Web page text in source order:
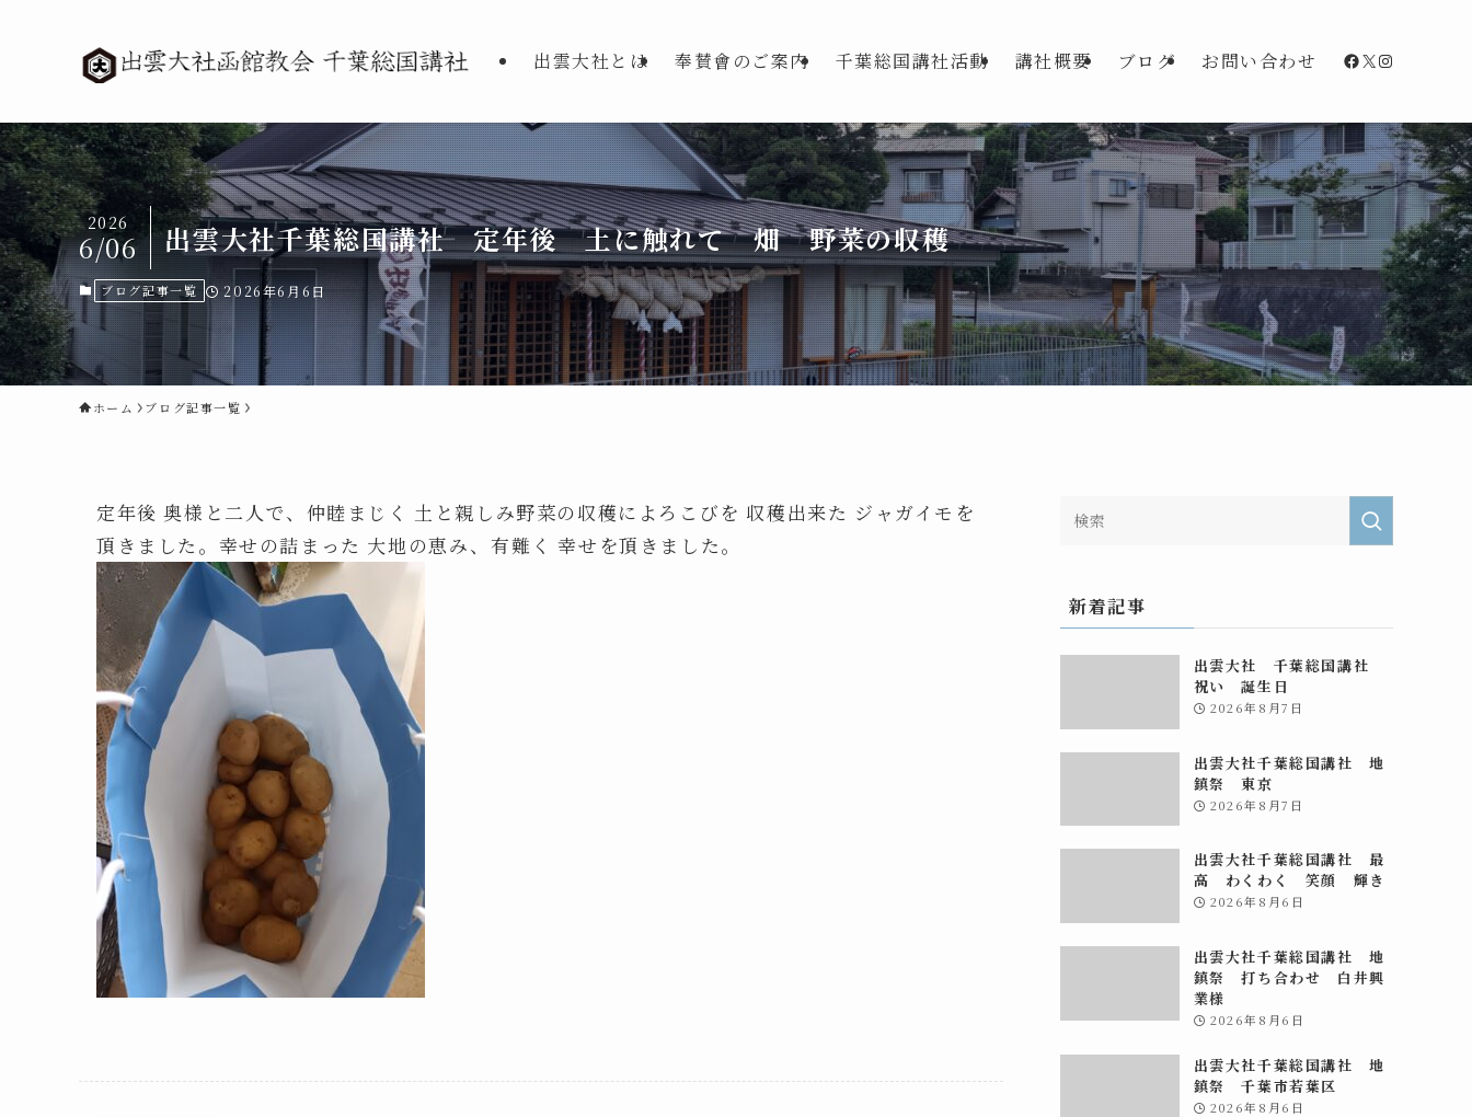
出雲大社とは 奉賛會のご案内 千葉総国講社活動 講社概要 ブログ お問い合わせ Facebook
X
出雲大社千葉総国講社 定年後 土に触れて 畑 野菜の収穫
2026
6/06
ブログ記事一覧 2026年6月6日
ホーム ブログ記事一覧
定年後 奥様と二人で、仲睦まじく 土と親しみ野菜の収穫によろこびを 収穫出来た ジャガイモを
頂きました。幸せの詰まった 大地の恵み、有難く 幸せを頂きました。
新着記事
出雲大社 千葉総国講社
祝い 誕生日
2026年8月7日
出雲大社千葉総国講社 地
鎮祭 東京
2026年8月7日
出雲大社千葉総国講社 最
高 わくわく 笑顔 輝き
2026年8月6日
出雲大社千葉総国講社 地
鎮祭 打ち合わせ 白井興
業様
2026年8月6日
出雲大社千葉総国講社 地
鎮祭 千葉市若葉区
2026年8月6日